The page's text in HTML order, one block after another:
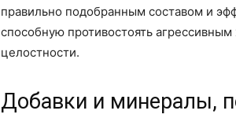
правильно подобранным составом и
способную противостоять
целостности.
Добавки и минералы,